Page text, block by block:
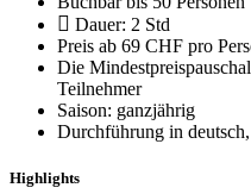
Dauer: 2 Std
Preis ab 69 CHF pro
Die
Teilnehmer
Saison: ganzjährig
Durchführung in
Highlights